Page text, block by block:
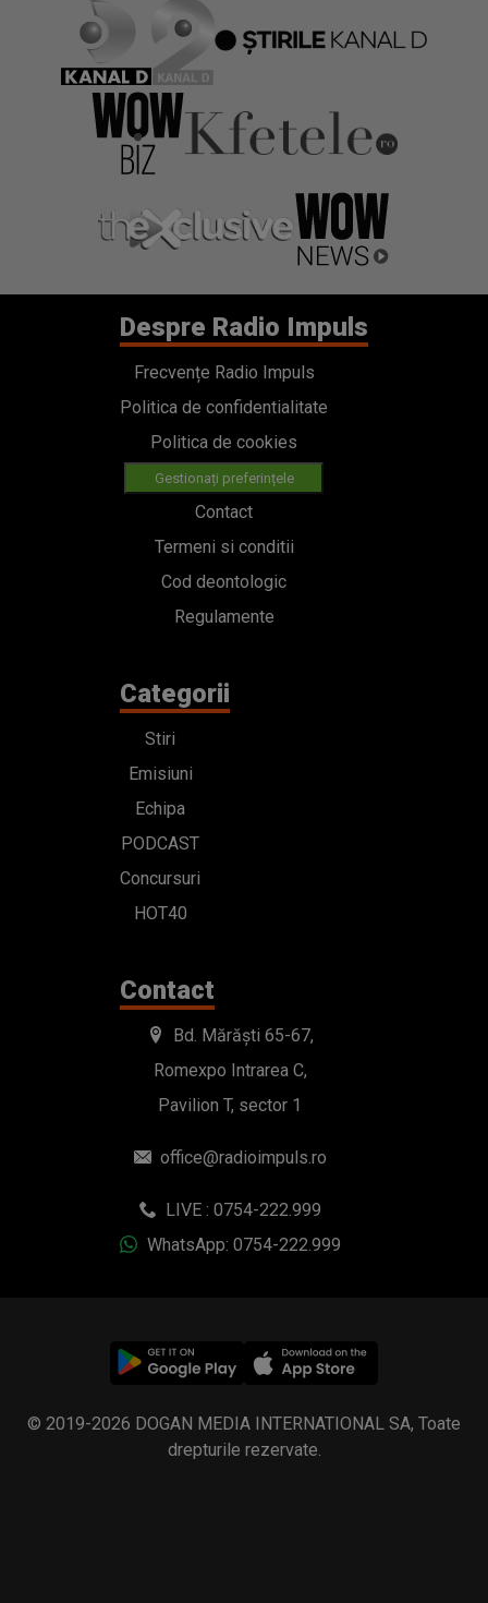
Despre Radio Impuls
Frecvențe Radio Impuls
Politica de confidentialitate
Politica de cookies
Gestionați preferințele
Contact
Termeni si conditii
Cod deontologic
Regulamente
Categorii
Stiri
Emisiuni
Echipa
PODCAST
Concursuri
HOT40
Contact
Bd. Mărăști 65-67,
Romexpo Intrarea C,
Pavilion T, sector 1
office@radioimpuls.ro
LIVE : 0754-222.999
WhatsApp: 0754-222.999
© 2019-2026 DOGAN MEDIA INTERNATIONAL SA, Toate
drepturile rezervate.